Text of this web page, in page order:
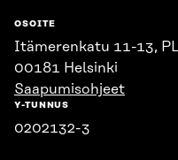
OSOITE
Itämerenkatu 11-13,
00181 Helsinki
Saapumisohjeet
Y-TUNNUS
0202132-3